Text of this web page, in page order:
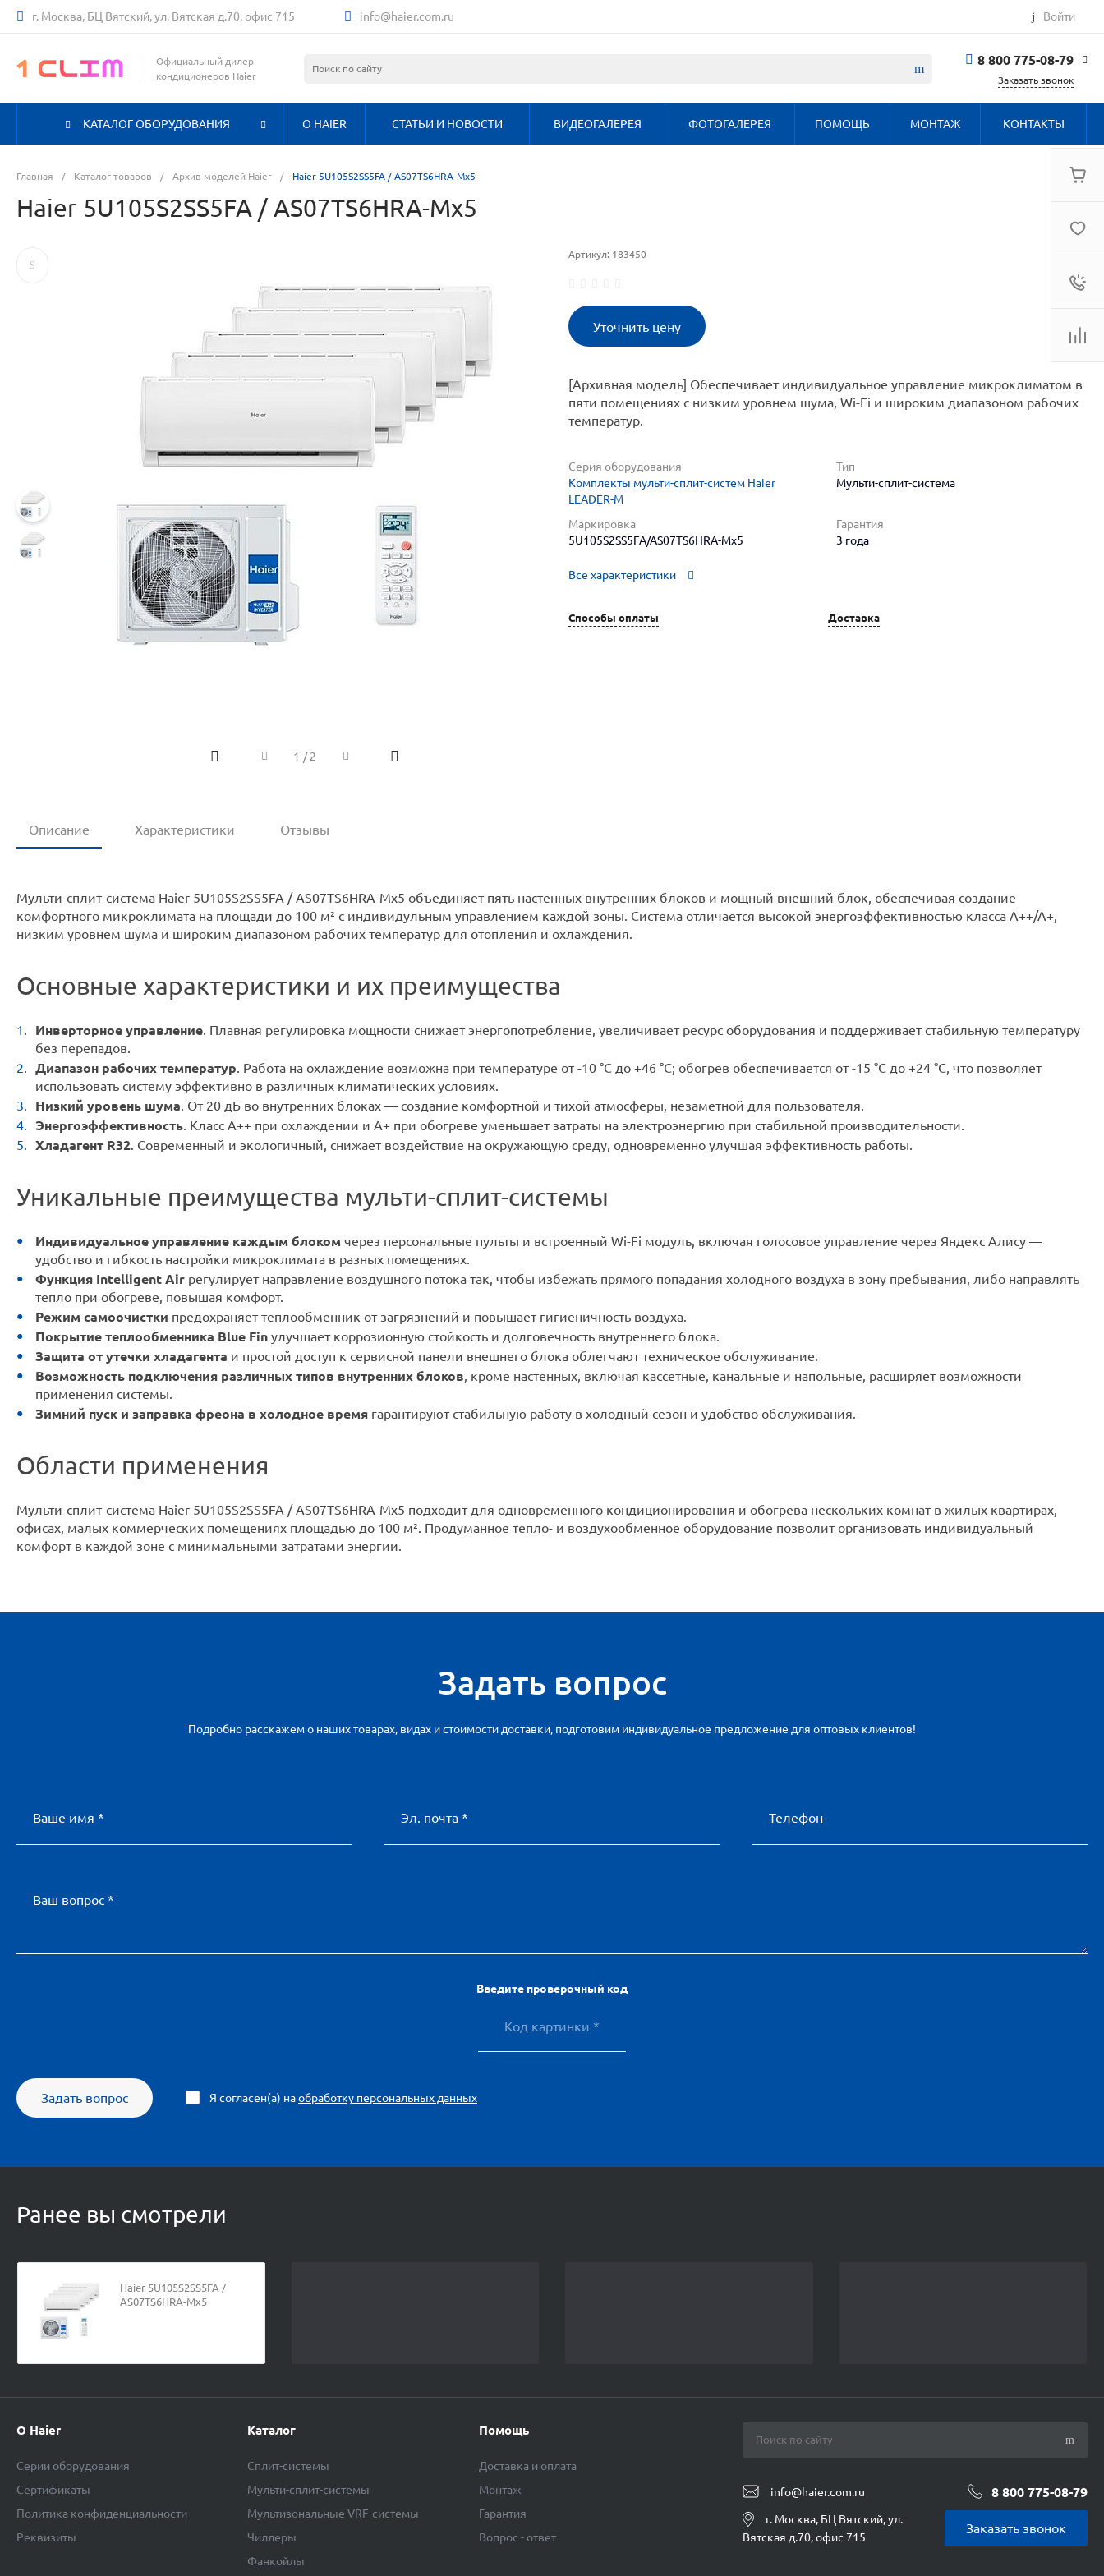
г. Москва, БЦ Вятский, ул. Вятская д.70, офис 715 info@haier.com.ru Войти
Официальный дилер
кондиционеров Haier
8 800 775-08-79
г. Москва, БЦ
Вятская д.70, офис
Заказать звонок
КАТАЛОГ ОБОРУДОВАНИЯ О HAIER СТАТЬИ И НОВОСТИ ВИДЕОГАЛЕРЕЯ ФОТОГАЛЕРЕЯ ПОМОЩЬ МОНТАЖ КОНТАКТЫ
Главная / Каталог товаров / Архив моделей Haier / Haier 5U105S2SS5FA / AS07TS6HRA-Mx5
Haier 5U105S2SS5FA / AS07TS6HRA-Mx5
1 / 2
Артикул: 183450
Уточнить цену
[Архивная модель] Обеспечивает индивидуальное управление микроклиматом в
пяти помещениях с низким уровнем шума, Wi-Fi и широким диапазоном рабочих
температур.
Серия оборудования
Комплекты мульти-сплит-систем Haier
LEADER-M
Тип
Мульти-сплит-система
Маркировка
5U105S2SS5FA/AS07TS6HRA-Mx5
Гарантия
3 года
Все характеристики
Способы оплаты Доставка
Описание Характеристики Отзывы
Мульти-сплит-система Haier 5U105S2SS5FA / AS07TS6HRA-Mx5 объединяет пять настенных внутренних блоков и мощный внешний блок, обеспечивая создание
комфортного микроклимата на площади до 100 м² с индивидульным управлением каждой зоны. Система отличается высокой энергоэффективностью класса A++/A+,
низким уровнем шума и широким диапазоном рабочих температур для отопления и охлаждения.
Основные характеристики и их преимущества
Инверторное управление. Плавная регулировка мощности снижает энергопотребление, увеличивает ресурс оборудования и поддерживает стабильную температуру
без перепадов.
Диапазон рабочих температур. Работа на охлаждение возможна при температуре от -10 °C до +46 °C; обогрев обеспечивается от -15 °C до +24 °C, что позволяет
использовать систему эффективно в различных климатических условиях.
Низкий уровень шума. От 20 дБ во внутренних блоках — создание комфортной и тихой атмосферы, незаметной для пользователя.
Энергоэффективность. Класс A++ при охлаждении и A+ при обогреве уменьшает затраты на электроэнергию при стабильной производительности.
Хладагент R32. Современный и экологичный, снижает воздействие на окружающую среду, одновременно улучшая эффективность работы.
Уникальные преимущества мульти-сплит-системы
Индивидуальное управление каждым блокомчерез персональные пульты и встроенный Wi-Fi модуль, включая голосовое управление через Яндекс Алису —
удобство и гибкость настройки микроклимата в разных помещениях.
Функция Intelligent Airрегулирует направление воздушного потока так, чтобы избежать прямого попадания холодного воздуха в зону пребывания, либо направлять
тепло при обогреве, повышая комфорт.
Режим самоочистки предохраняет теплообменник от загрязнений и повышает гигиеничность воздуха.
Покрытие теплообменника Blue Finулучшает коррозионную стойкость и долговечность внутреннего блока.
Защита от утечки хладагента и простой доступ к сервисной панели внешнего блока облегчают техническое обслуживание.
Возможность подключения различных типов внутренних блоков, кроме настенных, включая кассетные, канальные и напольные, расширяет возможности
применения системы.
Зимний пуск и заправка фреона в холодное времягарантируют стабильную работу в холодный сезон и удобство обслуживания.
Области применения
Мульти-сплит-система Haier 5U105S2SS5FA / AS07TS6HRA-Mx5 подходит для одновременного кондиционирования и обогрева нескольких комнат в жилых квартирах,
офисах, малых коммерческих помещениях площадью до 100 м². Продуманное тепло- и воздухообменное оборудование позволит организовать индивидуальный
комфорт в каждой зоне с минимальными затратами энергии.
Задать вопрос
Подробно расскажем о наших товарах, видах и стоимости доставки, подготовим индивидуальное предложение для оптовых клиентов!
Ваше имя * Эл. почта * Телефон
Ваш вопрос *
Введите проверочный код
Задать вопрос Я согласен(а) наобработку персональных данных
Ранее вы смотрели
Haier 5U105S2SS5FA /
AS07TS6HRA-Mx5
О Haier
Серии оборудования
Сертификаты
Политика конфиденциальности
Реквизиты
Каталог
Сплит-системы
Мульти-сплит-системы
Мультизональные VRF-системы
Чиллеры
Фанкойлы
Помощь
Доставка и оплата
Монтаж
Гарантия
Вопрос - ответ
info@haier.com.ru 8 800 775-08-79
г. Москва, БЦ Вятский, ул.
Вятская д.70, офис 715
Заказать звонок